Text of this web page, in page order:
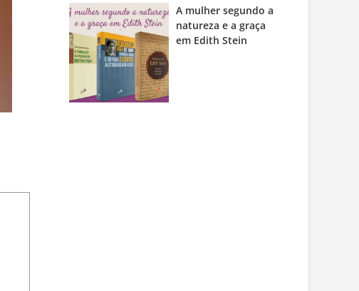
A mulher segundo a
natureza e a graça
em Edith Stein